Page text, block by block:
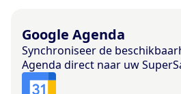
Google Agenda
Synchroniseer de
Agenda direct naar uw